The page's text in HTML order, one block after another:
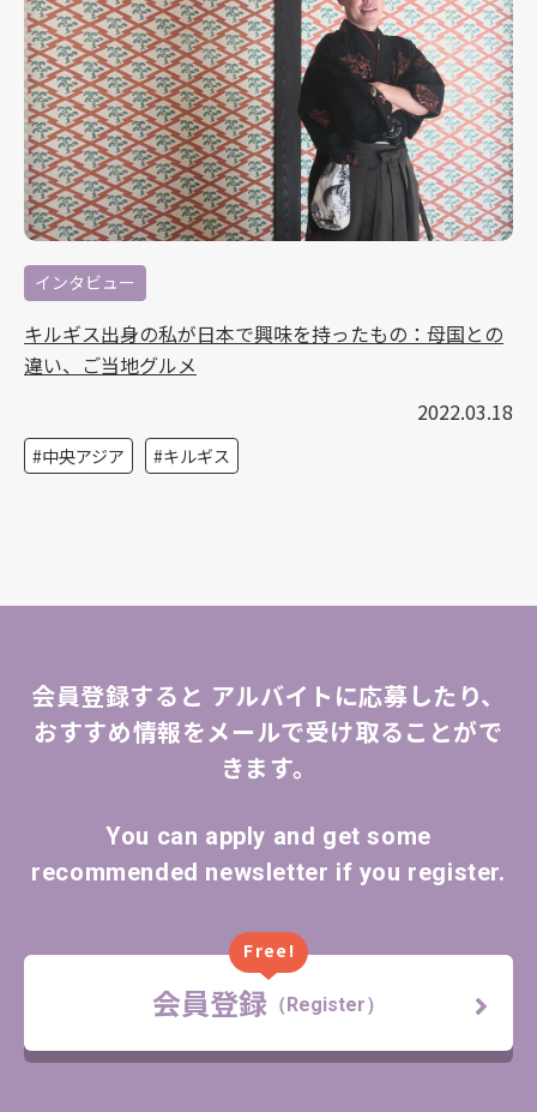
インタビュー
キルギス出身の私が日本で興味を持ったもの：母国との
違い、ご当地グルメ
2022.03.18
中央アジア キルギス
会員登録すると アルバイトに応募したり、
おすすめ情報をメールで受け取ることがで
きます。
You can apply and get some
recommended newsletter if you register.
Free!
会員登録 （Register）